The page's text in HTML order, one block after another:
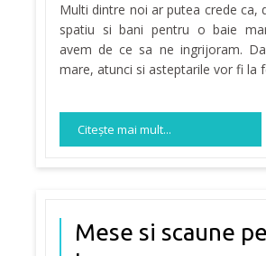
Multi dintre noi ar putea crede ca,
spatiu si bani pentru o baie
avem de ce sa ne ingrijoram.
mare, atunci si asteptarile vor fi la
Citeşte mai mult...
Mese si scaune